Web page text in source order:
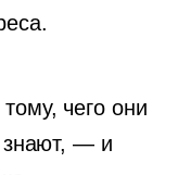
чего они
знают, — и